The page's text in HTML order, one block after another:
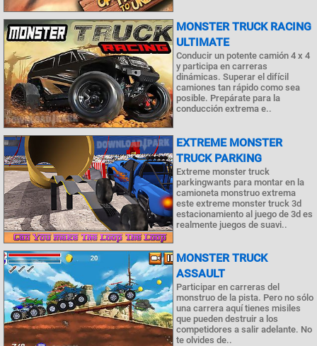
MONSTER TRUCK RACING
ULTIMATE
Conducir un potente camión 4 x 4
y participa en carreras
dinámicas. Superar el difícil
camiones tan rápido como sea
posible. Prepárate para la
conducción extrema e..
EXTREME MONSTER
TRUCK PARKING
Extreme monster truck
parkingwants para montar en la
camioneta monstruo extrema
este extreme monster truck 3d
estacionamiento al juego de 3d es
realmente juegos de suavi..
MONSTER TRUCK
ASSAULT
Participar en carreras del
monstruo de la pista. Pero no sólo
una carrera aquí tienes misiles
que pueden destruir a los
competidores a salir adelante. No
te olvides de..